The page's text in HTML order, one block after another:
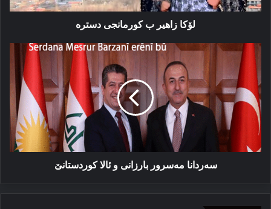
لۆکا زاهیر ب کورمانجی دسترە
سەردانا
مەسرور
بارزانی
و
ئالا
کوردستانێ
سەردانا مەسرور بارزانی و ئالا کوردستانێ